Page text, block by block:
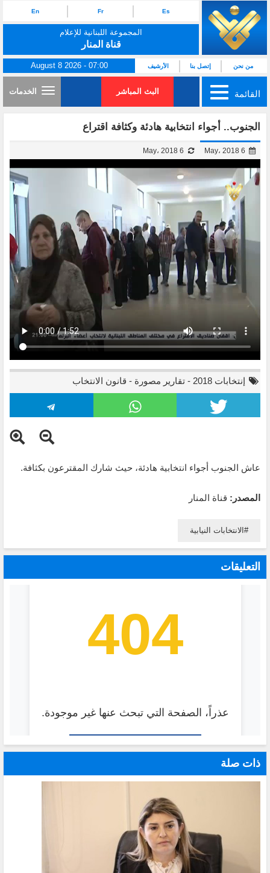
Es
Fr
En
المجموعة اللبنانية للإعلام
قناة المنار
من نحن إتصل بنا الأرشيف August 8 2026 - 07:00
القائمة البث المباشر الخدمات
الجنوب.. أجواء انتخابية هادئة وكثافة اقتراع
إنتخابات 2018 - تقارير مصورة - قانون الانتخاب
عاش الجنوب أجواء انتخابية هادئة، حيث شارك المقترعون بكثافة.
المصدر: قناة المنار
الانتخابات النيابية
التعليقات
ذات صلة